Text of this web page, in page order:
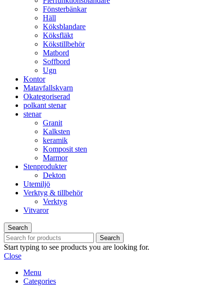
Fönsterbänkar
Häll
Köksblandare
Köksfläkt​
Kökstillbehör
Matbord
Soffbord
Ugn​
Kontor
Matavfallskvarn
Okategoriserad
polkant stenar
stenar
Granit
Kalksten
keramik
Komposit sten
Marmor
Stenprodukter
Dekton
Utemiljö
Verktyg & tillbehör
Verktyg
Vitvaror
Search
Search
Start typing to see products you are looking for.
Close
Menu
Categories